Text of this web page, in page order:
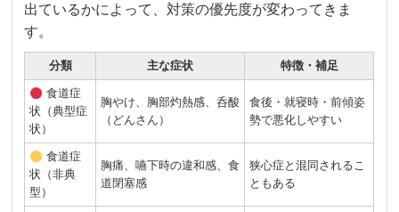
出ているかによって、対策の優先度が変わってきま
す。
分類 主な症状 特徴・補足
食道症
状（典型症
状）
胸やけ、胸部灼熱感、呑酸
（どんさん）
食後・就寝時・前傾姿
勢で悪化しやすい
食道症
状（非典
型）
胸痛、嚥下時の違和感、食
道閉塞感
狭心症と混同されるこ
ともある